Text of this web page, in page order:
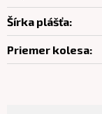
Šírka plášťa:
Priemer kolesa: